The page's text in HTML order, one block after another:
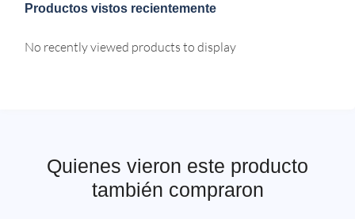
Productos vistos recientemente
No recently viewed products to display
Quienes vieron este producto
también compraron